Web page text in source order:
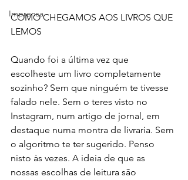
Imprensa
COMO CHEGAMOS AOS LIVROS QUE
LEMOS
Quando foi a última vez que
escolheste um livro completamente
sozinho? Sem que ninguém te tivesse
falado nele. Sem o teres visto no
Instagram, num artigo de jornal, em
destaque numa montra de livraria. Sem
o algoritmo te ter sugerido. Penso
nisto às vezes. A ideia de que as
nossas escolhas de leitura são